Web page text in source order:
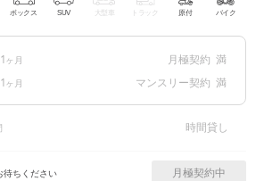
ボックス SUV 大型車 トラック 原付 バイク
1 ヶ月 月極契約 満
1 ヶ月 マンスリー契約 満
時間貸し
待ちください 月極契約中